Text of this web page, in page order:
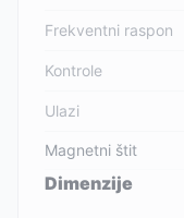
Frekventni raspon
Kontrole
Ulazi
Magnetni štit
Dimenzije